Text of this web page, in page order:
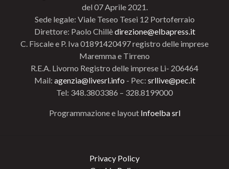
del 07 Aprile 2021.
Sede legale: Viale Teseo Tesei 12 Portoferraio
Direttore: Paolo Chillèdirezione@elbapress.it
C. Fiscale e P. Iva 01891420497 registro delle imprese
Maremma e Tirreno
R.E.A. Livorno Registro delle imprese Li- 206464
Mail: agenzia@livesrl.info - Pec: srllive@pec.it
Tel: 348.3803386 – 328.8199000
Programmazione e layout Infoelba srl
Privacy Policy